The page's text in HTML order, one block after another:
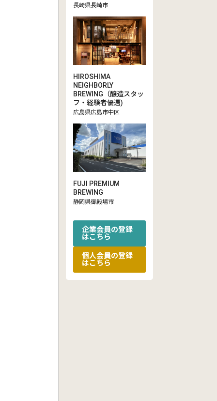
長崎県長崎市
HIROSHIMA
NEIGHBORLY
BREWING（醸造スタッ
フ・経験者優遇)
広島県広島市中区
FUJI PREMIUM
BREWING
静岡県御殿場市
企業会員の登録
はこちら
個人会員の登録
はこちら